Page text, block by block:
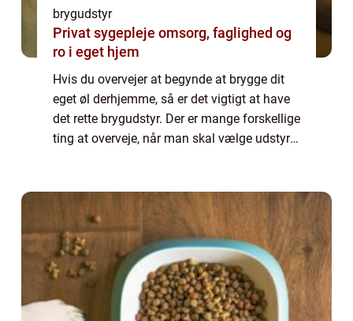
brygudstyr
Privat sygepleje omsorg, faglighed og
ro i eget hjem
Hvis du overvejer at begynde at brygge dit
eget øl derhjemme, så er det vigtigt at have
det rette brygudstyr. Der er mange forskellige
ting at overveje, når man skal vælge udstyr